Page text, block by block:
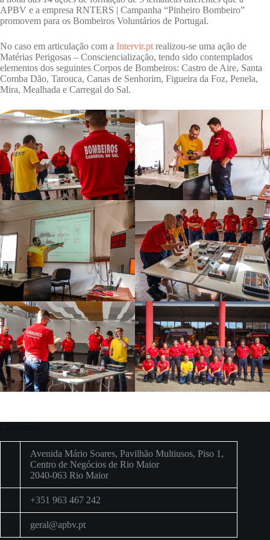
APBV e a empresa RNTERS | Campanha “Pinheiro Bombeiro”
promovem para os Bombeiros Voluntários de Portugal.
No caso em articulação com a Intervir.pt realizou-se uma ação de
Matérias Perigosas – Consciencialização, tendo sido contemplados
elementos dos seguintes Corpos de Bombeiros: Castro de Aire, Santa
Comba Dão, Tarouca, Canas de Senhorim, Figueira da Foz, Penela,
Mira, Mealhada e Carregal do Sal.
Avenida Mário Soares, Pavilhão Multiusos, Piso 1,
Centro de Negócios de Rio Maior
2040-063 Rio Maior
+351 963 467 242
geral@apbv.pt